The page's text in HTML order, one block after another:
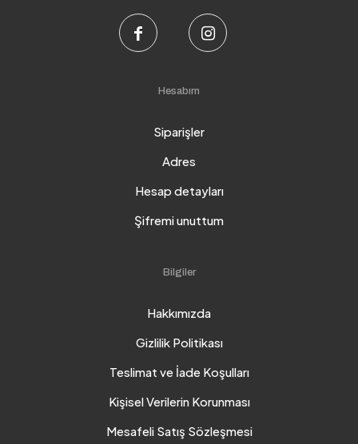
Hesabım
Siparişler
Adres
Hesap detayları
Şifremi unuttum
Bilgiler
Hakkımızda
Gizlilik Politikası
Teslimat ve İade Koşulları
Kişisel Verilerin Korunması
Mesafeli Satış Sözleşmesi